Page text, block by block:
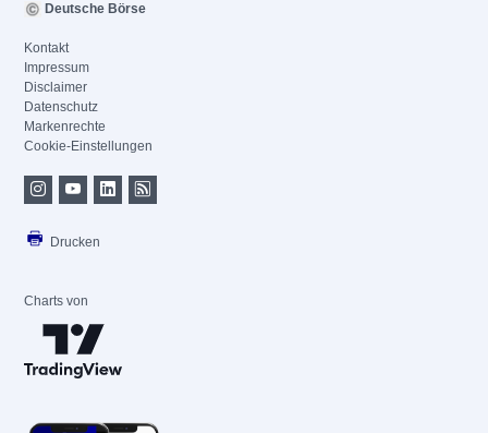
Deutsche Börse
Kontakt
Impressum
Disclaimer
Datenschutz
Markenrechte
Cookie-Einstellungen
Drucken
Charts von